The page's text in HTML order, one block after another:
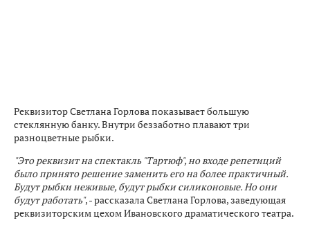
Реквизитор Светлана Горлова показывает большую
стеклянную банку. Внутри беззаботно плавают три
разноцветные рыбки.
"Это реквизит на спектакль "Тартюф", но входе репетиций
было принято решение заменить его на более практичный.
Будут рыбки неживые, будут рыбки силиконовые. Но они
будут работать", - рассказала Светлана Горлова, заведующая
реквизиторским цехом Ивановского драматического театра.